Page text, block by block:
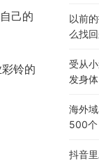
己的
铃的
以前
么找
受从
发身体
海外
500个
抖音